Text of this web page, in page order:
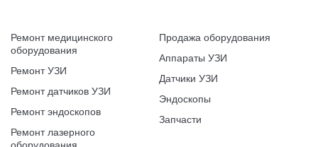
Ремонт медицинского
оборудования
Ремонт УЗИ
Ремонт датчиков УЗИ
Ремонт эндоскопов
Ремонт лазерного
Продажа оборудования
Аппараты УЗИ
Датчики УЗИ
Эндоскопы
Запчасти